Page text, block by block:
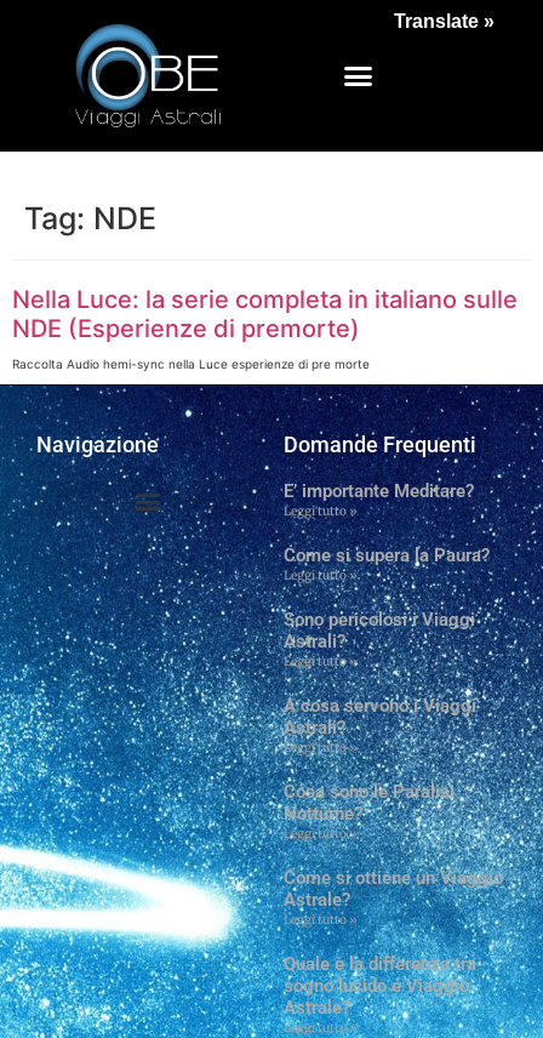
Tag: NDE
Nella Luce: la serie completa in italiano sulle
NDE (Esperienze di premorte)
Raccolta Audio hemi-sync nella Luce esperienze di pre morte
Navigazione Domande Frequenti
E’ importante Meditare?
Leggi tutto »
Come si supera la Paura?
Leggi tutto »
Sono pericolosi i Viaggi
Astrali?
Leggi tutto »
A cosa servono i Viaggi
Astrali?
Leggi tutto »
Cosa sono le Paralisi
Notturne?
Leggi tutto »
Come si ottiene un Viaggio
Astrale?
Leggi tutto »
Quale è la differenza tra
sogno lucido e Viaggio
Astrale?
Leggi tutto »
Translate »